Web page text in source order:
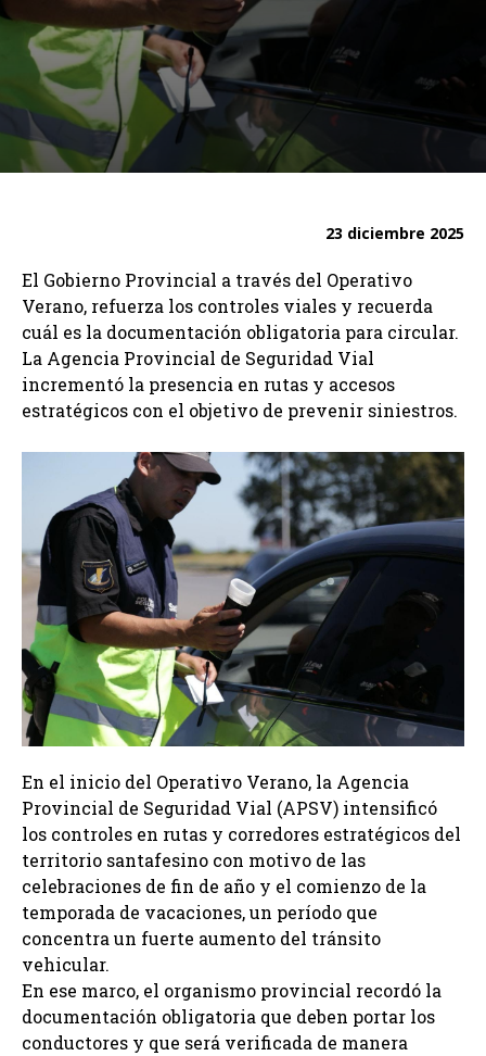
23 diciembre 2025
El Gobierno Provincial a través del Operativo
Verano, refuerza los controles viales y recuerda
cuál es la documentación obligatoria para circular.
La Agencia Provincial de Seguridad Vial
incrementó la presencia en rutas y accesos
estratégicos con el objetivo de prevenir siniestros.
En el inicio del Operativo Verano, la Agencia
Provincial de Seguridad Vial (APSV) intensificó
los controles en rutas y corredores estratégicos del
territorio santafesino con motivo de las
celebraciones de fin de año y el comienzo de la
temporada de vacaciones, un período que
concentra un fuerte aumento del tránsito
vehicular.
En ese marco, el organismo provincial recordó la
documentación obligatoria que deben portar los
conductores y que será verificada de manera